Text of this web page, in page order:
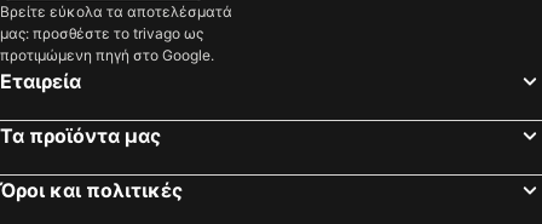
Βρείτε εύκολα τα αποτελέσματά
μας: προσθέστε το trivago ως
προτιμώμενη πηγή στο Google.
Εταιρεία
Τα προϊόντα μας
Όροι και πολιτικές